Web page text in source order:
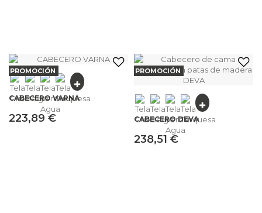
PROMOCIÓN
CABECERO VARNA
223,89 €
PROMOCIÓN
CABECERO DEVA
238,51 €